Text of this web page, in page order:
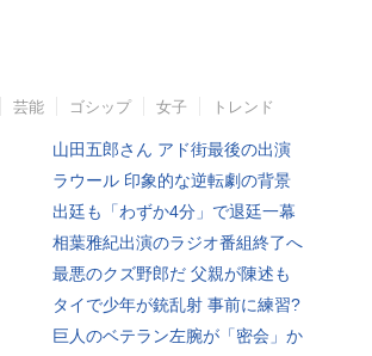
芸能 ゴシップ 女子 トレンド
山田五郎さん アド街最後の出演
ラウール 印象的な逆転劇の背景
出廷も「わずか4分」で退廷一幕
相葉雅紀出演のラジオ番組終了へ
最悪のクズ野郎だ 父親が陳述も
タイで少年が銃乱射 事前に練習?
巨人のベテラン左腕が「密会」か